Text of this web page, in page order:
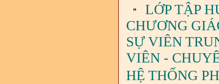
LỚP TẬP
CHƯƠNG
SỰ VIÊN
VIÊN -
HỆ THỐNG